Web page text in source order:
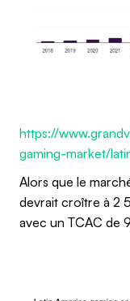
https://
gaming-market/
Alors que le
devrait croître à 2
avec un TCAC de